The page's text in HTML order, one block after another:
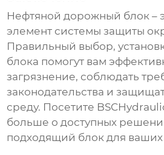
Нефтяной дорожный блок –
элемент системы защиты
Правильный выбор,
блока помогут вам
загрязнение, соблюдать
законодательства и
среду. Посетите
больше о доступных
подходящий блок для ваших